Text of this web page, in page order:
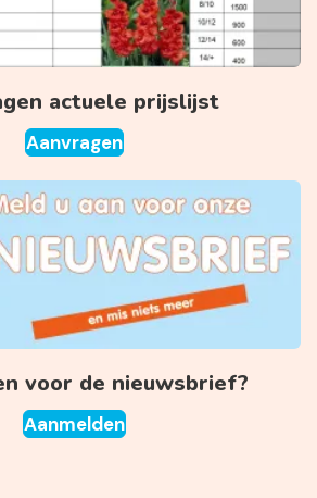
actuele prijslijst
Aanvragen
voor de nieuwsbrief?
Aanmelden